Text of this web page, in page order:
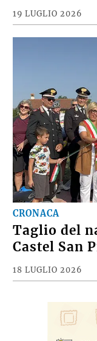
19 LUGLIO 2026
CRONACA
Taglio del
Castel San
18 LUGLIO 2026